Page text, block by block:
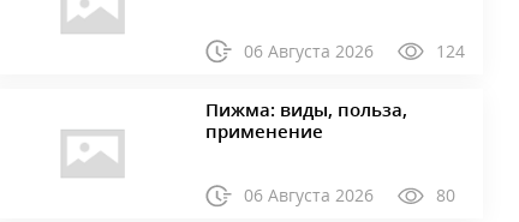
06 Августа 2026 124
Пижма: виды, польза,
применение
06 Августа 2026 80